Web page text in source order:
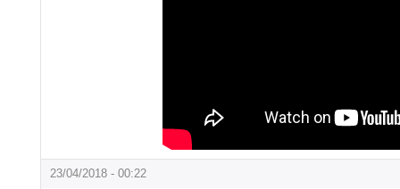
23/04/2018 - 00:22